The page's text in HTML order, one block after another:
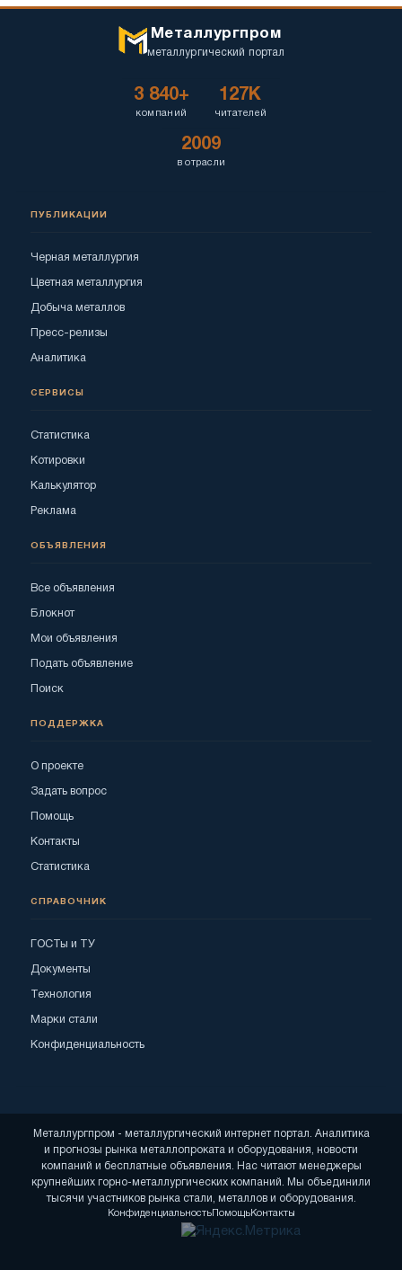
Металлургпром
металлургический портал
3 840+
компаний
127K
читателей
2009
в отрасли
ПУБЛИКАЦИИ
Черная металлургия
Цветная металлургия
Добыча металлов
Пресс-релизы
Аналитика
СЕРВИСЫ
Статистика
Котировки
Калькулятор
Реклама
ОБЪЯВЛЕНИЯ
Все объявления
Блокнот
Мои объявления
Подать объявление
Поиск
ПОДДЕРЖКА
О проекте
Задать вопрос
Помощь
Контакты
Статистика
СПРАВОЧНИК
ГОСТы и ТУ
Документы
Технология
Марки стали
Конфиденциальность
Металлургпром - металлургический интернет портал. Аналитика
и прогнозы рынка металлопроката и оборудования, новости
компаний и бесплатные объявления. Нас читают менеджеры
крупнейших горно-металлургических компаний. Мы объединили
тысячи участников рынка стали, металлов и оборудования.
КонфиденциальностьПомощьКонтакты